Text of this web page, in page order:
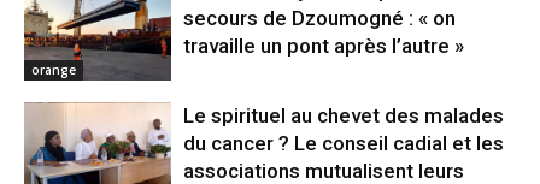
orange
secours de Dzoumogné : « on
travaille un pont après l’autre »
Le spirituel au chevet des malades
du cancer ? Le conseil cadial et les
associations mutualisent leurs